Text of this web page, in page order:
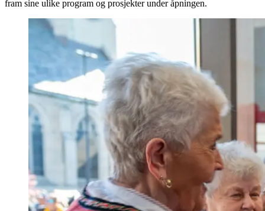
fram sine ulike program og prosjekter under åpningen.